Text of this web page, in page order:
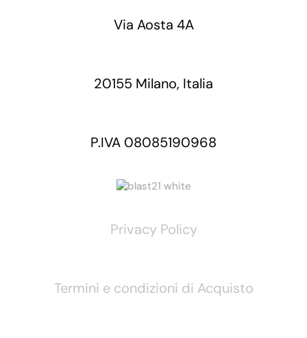
Via Aosta 4A
20155 Milano, Italia
P.IVA 08085190968
Privacy Policy
Termini e condizioni di Acquisto